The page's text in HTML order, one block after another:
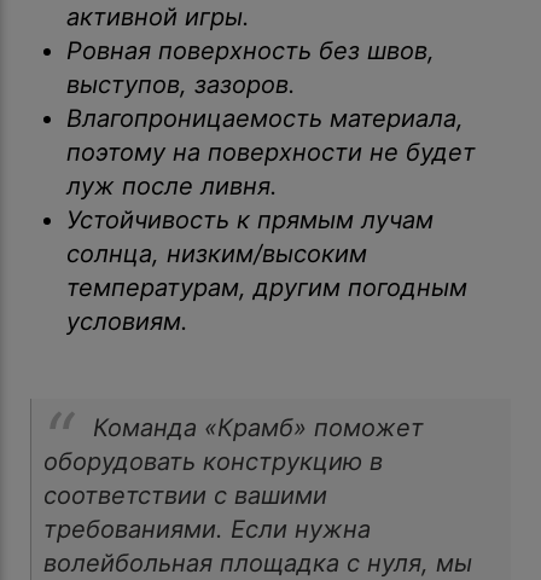
активной игры.
Ровная поверхность без швов,
выступов, зазоров.
Влагопроницаемость материала,
поэтому на поверхности не будет
луж после ливня.
Устойчивость к прямым лучам
солнца, низким/высоким
температурам, другим погодным
условиям.
Команда «Крамб» поможет
оборудовать конструкцию в
соответствии с вашими
требованиями. Если нужна
волейбольная площадка с нуля, мы